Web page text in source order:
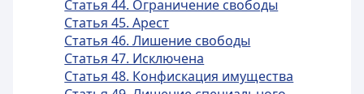
Статья 44. Ограничение свободы
Статья 45. Арест
Статья 46. Лишение свободы
Статья 47. Исключена
Статья 48. Конфискация имущества